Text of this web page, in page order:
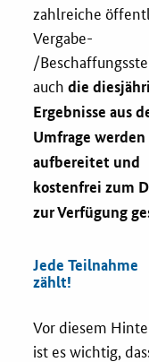
Downloads
Newsletter
Veranstaltungen
Aktuelle
zahlreiche
Vergabe-
/
auchdie
Ergebnisse aus
Umfrage
aufbereitet und
kostenfrei zum
zur Verfügung
Jede Teilnahme
zählt!
Vor diesem
ist es wichtig,